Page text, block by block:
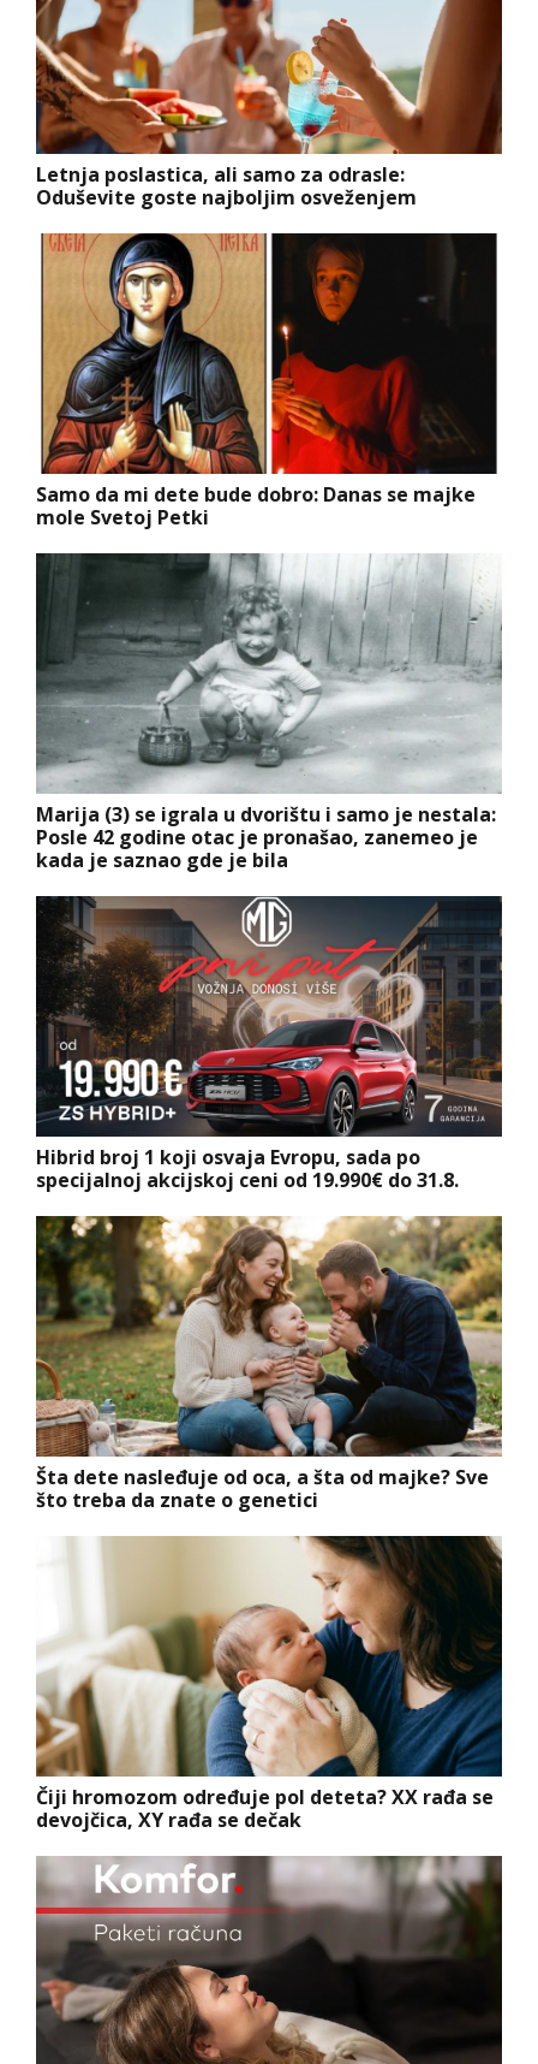
Letnja poslastica, ali samo za odrasle:
Oduševite goste najboljim osveženjem
Samo da mi dete bude dobro: Danas se majke
mole Svetoj Petki
Marija (3) se igrala u dvorištu i samo je nestala:
Posle 42 godine otac je pronašao, zanemeo je
kada je saznao gde je bila
Hibrid broj 1 koji osvaja Evropu, sada po
specijalnoj akcijskoj ceni od 19.990€ do 31.8.
Šta dete nasleđuje od oca, a šta od majke? Sve
što treba da znate o genetici
Čiji hromozom određuje pol deteta? XX rađa se
devojčica, XY rađa se dečak